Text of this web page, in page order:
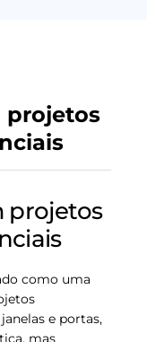
projetos
projetos
como uma
e portas,
mas